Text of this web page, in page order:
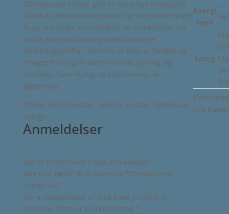
Chimpanzee Energi gels er naturlige energigels
skabt til udholdenhedssport. De indeholder ægte
frugt, naturlige sukkerkilder og elektrolytter for
hurtig energioptakning uden kunstige
tilsætningsstoffer. Gelsene er lette at fordøje og
smager frisk og er ideelle til løb, cykling, og
triathlon, hvor hurtig og stabil energi er
afgørende.
Findes med skovbær, Lemon, surbær, chokolade,
mango.
Anmeldelser
Der er endnu ikke nogle anmeldelser.
Vær den første til at anmelde “Chimpanzee
Energi Gel”
Din e-mailadresse vil ikke blive publiceret.
Krævede felter er markeret med *
Energi
type
Gel
Smag
N/A